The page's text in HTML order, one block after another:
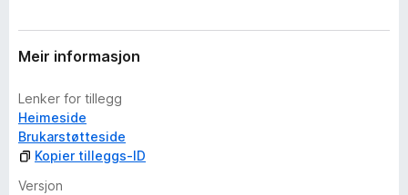
Meir informasjon
Lenker for tillegg
Heimeside
Brukarstøtteside
Kopier tilleggs-ID
Versjon